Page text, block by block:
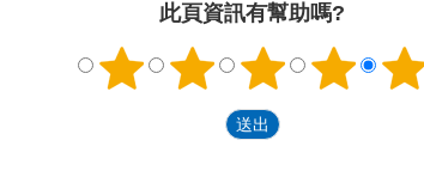
此頁資訊有幫助嗎?